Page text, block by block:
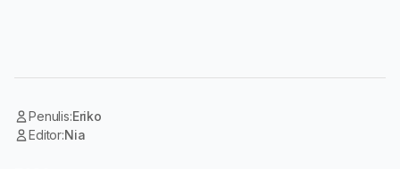
Penulis:Eriko
Editor:Nia